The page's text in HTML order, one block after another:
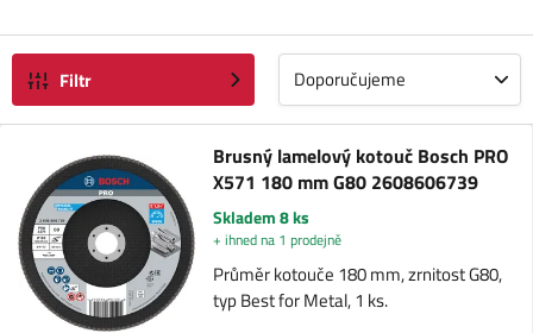
Filtr Doporučujeme
Brusný lamelový kotouč Bosch PRO
X571 180 mm G80 2608606739
Skladem 8 ks
+ ihned na 1 prodejně
Průměr kotouče 180 mm, zrnitost G80,
typ Best for Metal, 1 ks.